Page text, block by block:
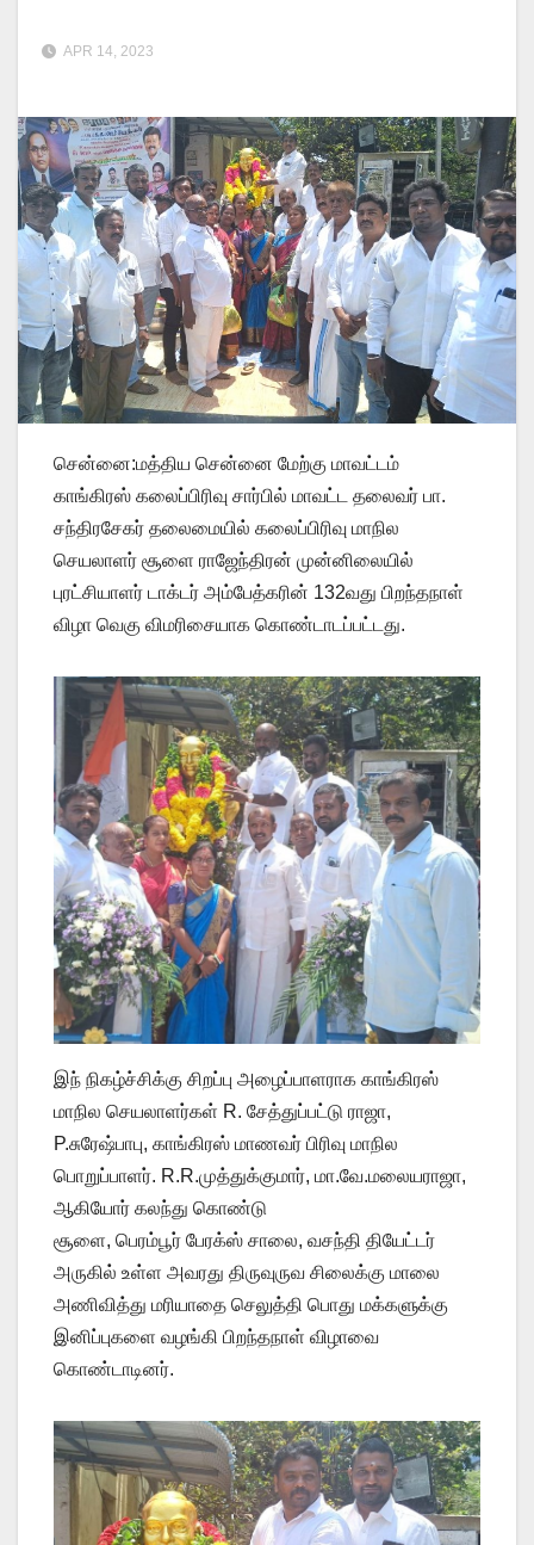
APR 14, 2023
சென்னை:மத்திய சென்னை மேற்கு மாவட்டம்
காங்கிரஸ் கலைப்பிரிவு சார்பில் மாவட்ட தலைவர் பா.
சந்திரசேகர் தலைமையில் கலைப்பிரிவு மாநில
செயலாளர் சூளை ராஜேந்திரன் முன்னிலையில்
புரட்சியாளர் டாக்டர் அம்பேத்கரின் 132வது பிறந்தநாள்
விழா வெகு விமரிசையாக கொண்டாடப்பட்டது.
இந் நிகழ்ச்சிக்கு சிறப்பு அழைப்பாளராக காங்கிரஸ்
மாநில செயலாளர்கள் R. சேத்துப்பட்டு ராஜா,
P.சுரேஷ்பாபு, காங்கிரஸ் மாணவர் பிரிவு மாநில
பொறுப்பாளர். R.R.முத்துக்குமார், மா.வே.மலையராஜா,
ஆகியோர் கலந்து கொண்டு
சூளை, பெரம்பூர் பேரக்ஸ் சாலை, வசந்தி தியேட்டர்
அருகில் உள்ள அவரது திருவுருவ சிலைக்கு மாலை
அணிவித்து மரியாதை செலுத்தி பொது மக்களுக்கு
இனிப்புகளை வழங்கி பிறந்தநாள் விழாவை
கொண்டாடினர்.